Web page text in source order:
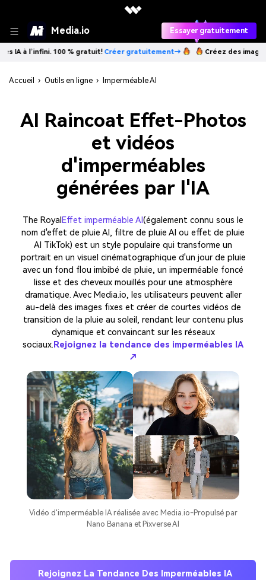
Media.io Essayer gratuitement
% gratuit!Créer gratuitement→ Créez des images IA à l’infini.
Accueil › Outils en ligne › Imperméable AI
AI Raincoat Effet-Photos
et vidéos
d'imperméables
générées par l'IA
The Royal Effet imperméable AI(également connu sous le
nom d'effet de pluie AI, filtre de pluie AI ou effet de pluie
AI TikTok) est un style populaire qui transforme un
portrait en un visuel cinématographique d'un jour de pluie
avec un fond flou imbibé de pluie, un imperméable foncé
lisse et des cheveux mouillés pour une atmosphère
dramatique. Avec Media.io, les utilisateurs peuvent aller
au-delà des images fixes et créer de courtes vidéos de
transition de la pluie au soleil, rendant leur contenu plus
dynamique et convaincant sur les réseaux
sociaux. Rejoignez la tendance des imperméables IA
↗
Vidéo d'imperméable IA réalisée avec Media.io-Propulsé par
Nano Banana et Pixverse AI
Rejoignez La Tendance Des Imperméables IA